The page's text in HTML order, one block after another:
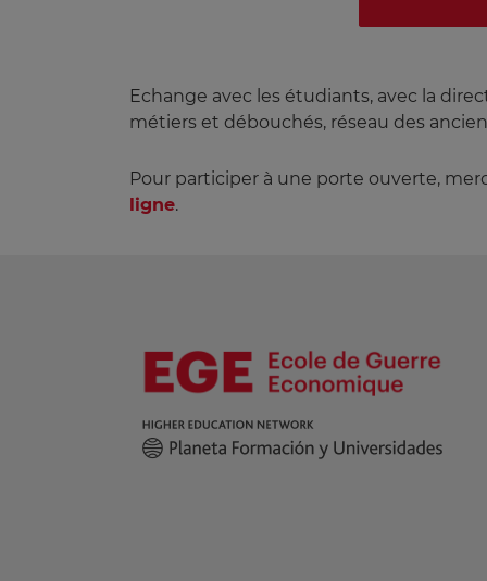
Echange avec les étudiants, avec la
métiers et débouchés, réseau des
Pour participer à une porte ouverte,
ligne.